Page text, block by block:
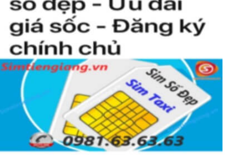
coi là số của Phúc, của Vàng, của Vua nên được nhiều người
yêu thích và chọn lựa.
Vì vậy
sim số đẹpđuôi 55555thể hiện được ước vọng về sự
hoà hợp, bình an, sinh sôi, làm việc gì cũng thuận lợi và tiến
đến vị trí cao nhất. Số 5 là con số của đời người, thể hiện sự
bình yên, hạnh phúc.
+ Khi nhìn vào số
sim ngũ quý 5
của bạn, người ta sẽ biết được bạn
là người cẩn thận, là người có địa vị và thành công trong cuộc
sống.
+ Khi sử dụng
sim số đẹp đuôi 55555để kinh doanh, làm ăn sẽ tạo
dựng được niềm tin, sự tin tưởng với đối tác,…
+ Sử dụngsim ngũ quý 5cũng giúp bạn tự tin hơn trong cuộc
sống, với các mối quan hệ xã hội khác.